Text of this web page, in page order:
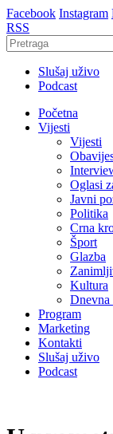
Facebook Instagram
RSS
Slušaj uživo
Podcast
Početna
Vijesti
Vijesti
Oglasi
Javni
Politika
Crna
Šport
Glazba
Kultura
Dnevna
Program
Marketing
Kontakti
Slušaj uživo
Podcast